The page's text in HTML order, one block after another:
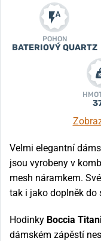
POHON
BATERIOVÝ QUARTZ
Velmi elegantní
jsou vyrobeny v
mesh náramkem.
tak i jako doplněk do
Hodinky Boccia
dámském zápěstí